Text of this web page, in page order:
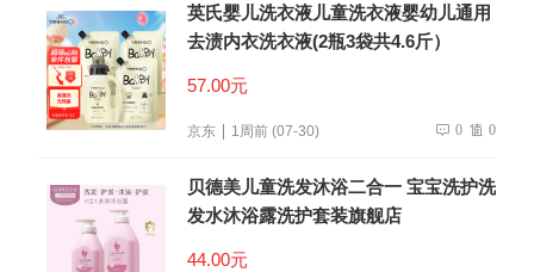
英氏婴儿洗衣液儿童洗衣液婴幼儿通用
去渍内衣洗衣液(2瓶3袋共4.6斤）
57.00元
京东 1周前 (07-30) 0 0
贝德美儿童洗发沐浴二合一 宝宝洗护洗
发水沐浴露洗护套装旗舰店
44.00元